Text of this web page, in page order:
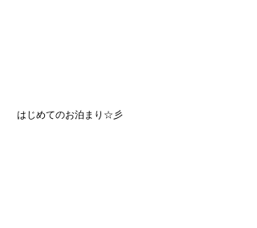
はじめてのお泊まり☆彡